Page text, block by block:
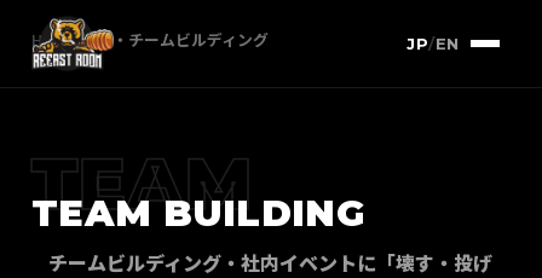
JP/EN
HOME/法人・チームビルディング
TEAM
TEAM BUILDING
チームビルディング・社内イベントに「壊す・投げ